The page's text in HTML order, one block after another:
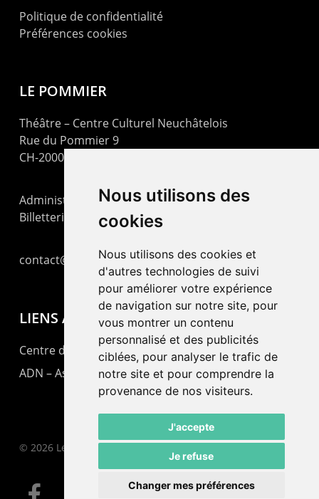
Nous utilisons des
cookies
Nous utilisons des cookies et
d'autres technologies de suivi
pour améliorer votre expérience
de navigation sur notre site, pour
vous montrer un contenu
personnalisé et des publicités
ciblées, pour analyser le trafic de
notre site et pour comprendre la
provenance de nos visiteurs.
J'accepte
Je refuse
Changer mes préférences
Politique de confidentialité
Préférences cookies
LE POMMIER
Théâtre – Centre Culturel Neuchâtelois
Rue du Pommier 9
CH-2000 Neuchâtel
Administration : +41 32 725 03 03
Billetterie : +41 32 725 05 05
contact@lepommier.ch
LIENS AMIS
Centre de culture ABC
ADN – Association Danse Neuchâtel
© 2026 Le Pommier.
facebook email